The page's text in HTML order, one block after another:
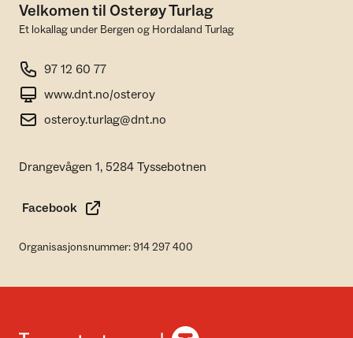
Velkomen til Osterøy Turlag
Et lokallag under Bergen og Hordaland Turlag
97 12 60 77
www.dnt.no/osteroy
osteroy.turlag@dnt.no
Drangevågen 1, 5284 Tyssebotnen
Facebook
Organisasjonsnummer: 914 297 400